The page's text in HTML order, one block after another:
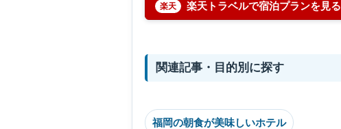
楽天トラベルで宿泊プランを見る
関連記事・目的別に探す
福岡の朝食が美味しいホテル